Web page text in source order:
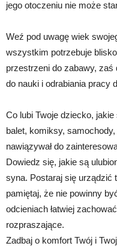
jego otoczeniu nie może
Weź pod uwagę wiek
wszystkim potrzebuje
przestrzeni do zabawy,
do nauki i odrabiania pracy
Co lubi Twoje dziecko,
balet, komiksy,
nawiązywał do
Dowiedz się, jakie są
syna. Postaraj się urządzić
pamiętaj, że nie powinny
odcieniach łatwiej
rozpraszające.
Zadbaj o komfort Twój i